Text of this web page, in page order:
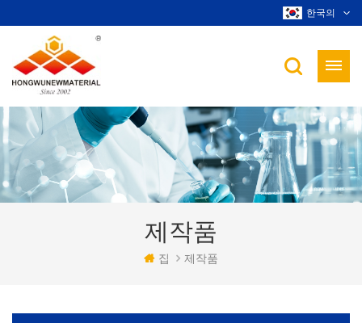
한국의
제작품
집 제작품